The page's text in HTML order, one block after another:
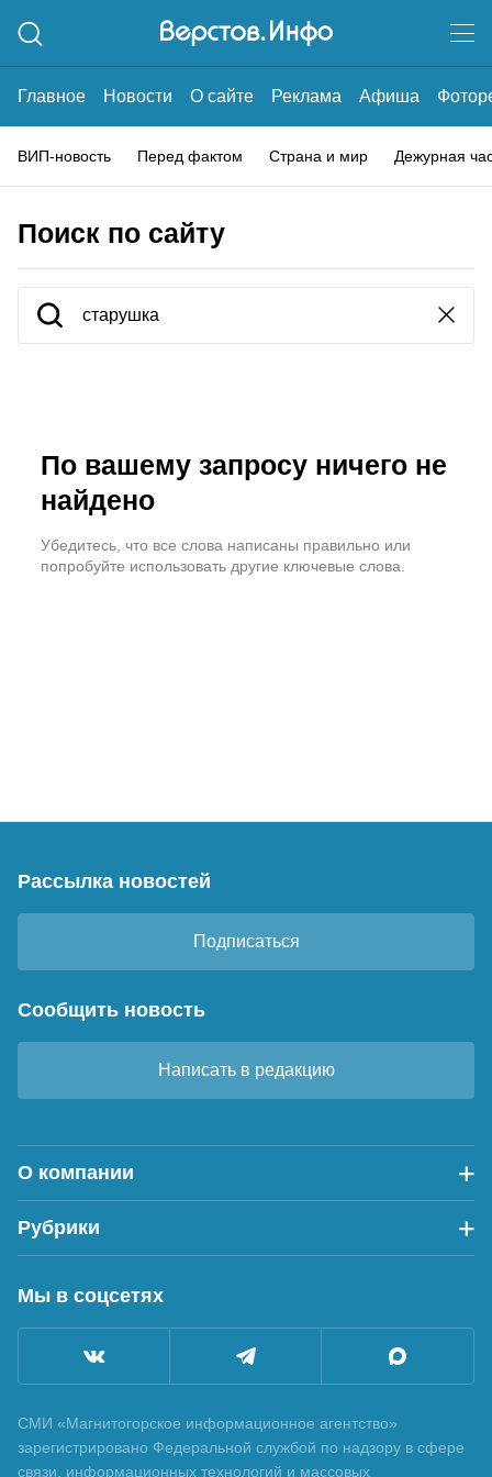
Главное Новости О сайте Реклама Афиша
ВИП-новость Перед фактом Страна и мир Дежурная
Поиск по сайту
По вашему запросу ничего не
найдено
Убедитесь, что все слова написаны правильно или
попробуйте использовать другие ключевые слова.
Рассылка новостей
Подписаться
Сообщить новость
Написать в редакцию
О компании
Рубрики
Мы в соцсетях
СМИ «Магнитогорское информационное агентство»
зарегистрировано Федеральной службой по надзору в сфере
связи, информационных технологий и массовых